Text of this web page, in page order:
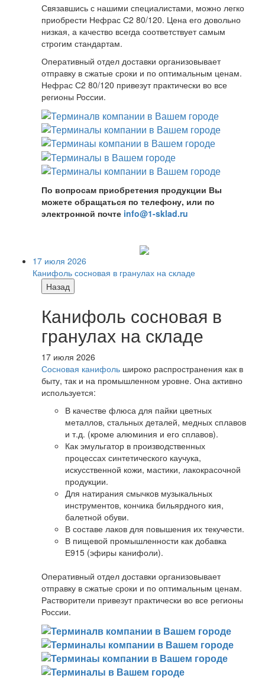
Связавшись с нашими специалистами, можно легко
приобрести Нефрас С2 80/120. Цена его довольно
низкая, а качество всегда соответствует самым
строгим стандартам.
Оперативный отдел доставки организовывает
отправку в сжатые сроки и по оптимальным ценам.
Нефрас С2 80/120 привезут практически во все
регионы России.
По вопросам приобретения продукции Вы
можете обращаться по телефону, или по
электронной почте info@1-sklad.ru
17 июля 2026
Канифоль сосновая в гранулах на складе
Назад
Канифоль сосновая в
гранулах на складе
17 июля 2026
Сосновая канифоль широко распространения как в
быту, так и на промышленном уровне. Она активно
используется:
В качестве флюса для пайки цветных
металлов, стальных деталей, медных сплавов
и т.д. (кроме алюминия и его сплавов).
Как эмульгатор в производственных
процессах синтетического каучука,
искусственной кожи, мастики, лакокрасочной
продукции.
Для натирания смычков музыкальных
инструментов, кончика бильярдного кия,
балетной обуви.
В составе лаков для повышения их текучести.
В пищевой промышленности как добавка
Е915 (эфиры канифоли).
Оперативный отдел доставки организовывает
отправку в сжатые сроки и по оптимальным ценам.
Растворители привезут практически во все регионы
России.